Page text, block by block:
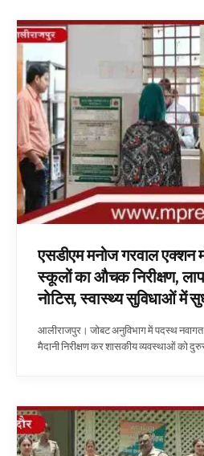
एसडीएम मनोज गरवाल
स्कूलों का औचक निरीक्षण,
नोटिस, स्वास्थ्य सुविधाओं में
आलीराजपुर। जोबट अनुविभाग में पदस्थ
मैदानी निरीक्षण कर शासकीय व्यवस्थाओं को